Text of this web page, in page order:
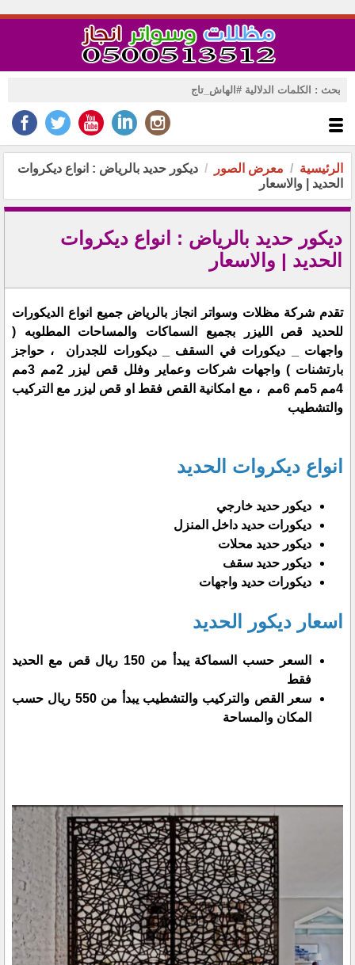
الرئيسية معرض الصور
ديكور حديد بالرياض : انواع ديكروات
الحديد | والاسعار
ديكور حديد بالرياض : انواع ديكروات
الحديد | والاسعار
تقدم شركة مظلات وسواتر انجاز بالرياض جميع انواع الديكورات
للحديد قص الليزر بجميع السماكات والمساحات المطلوبه (
واجهات _ ديكورات في السقف _ ديكورات للجدران ، حواجز
بارتشنات ) واجهات شركات وعماير وفلل قص ليزر 2مم 3مم
4مم 5مم 6مم ، مع امكانية القص فقط او قص ليزر مع التركيب
والتشطيب
انواع ديكروات الحديد
ديكور حديد خارجي
ديكورات حديد داخل المنزل
ديكور حديد محلات
ديكور حديد سقف
ديكورات حديد واجهات
اسعار ديكور الحديد
السعر حسب السماكة يبدأ من 150 ريال قص مع الحديد
فقط
سعر القص والتركيب والتشطيب يبدأ من 550 ريال حسب
المكان والمساحة